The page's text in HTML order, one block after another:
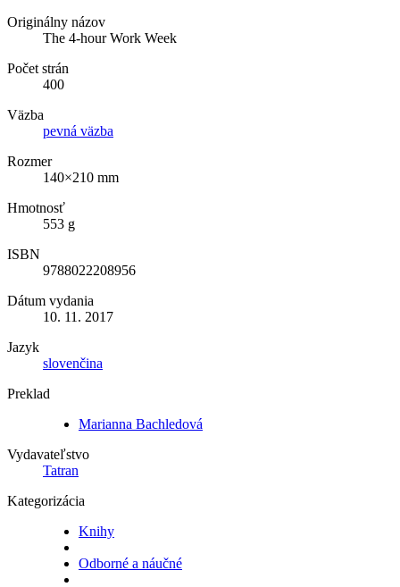
Originálny názov
The 4-hour Work Week
Počet strán
400
Väzba
pevná väzba
Rozmer
140×210 mm
Hmotnosť
553 g
ISBN
9788022208956
Dátum vydania
10. 11. 2017
Jazyk
slovenčina
Preklad
Marianna Bachledová
Vydavateľstvo
Tatran
Kategorizácia
Knihy
Odborné a náučné